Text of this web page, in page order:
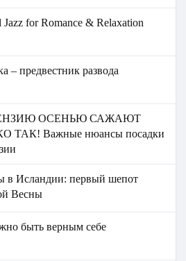
Jazz for Romance & Relaxation
– предвестник развода
ОСЕНЬЮ САЖАЮТ
ТАК! Важные нюансы посадки
в Исландии: первый шепот
Весны
быть верным себе